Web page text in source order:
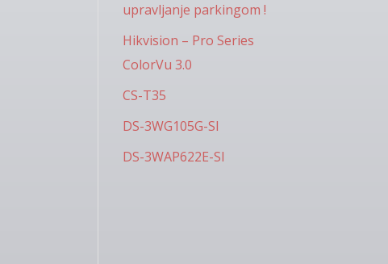
upravljanje parkingom !
Hikvision – Pro Series
ColorVu 3.0
CS-T35
DS-3WG105G-SI
DS-3WAP622E-SI